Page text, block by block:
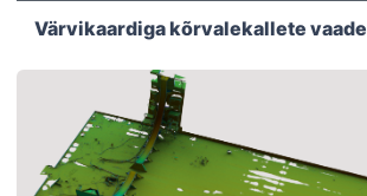
Värvikaardiga kõrvalekallete vaade